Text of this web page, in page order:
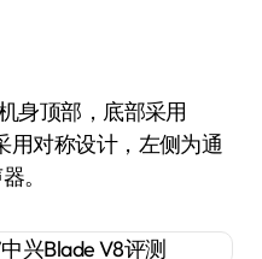
身顶部，底部采用
用对称设计，左侧为通
。